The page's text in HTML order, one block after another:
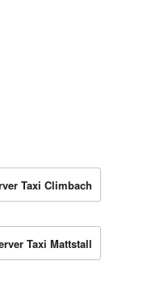
Taxi Climbach
Taxi Mattstall